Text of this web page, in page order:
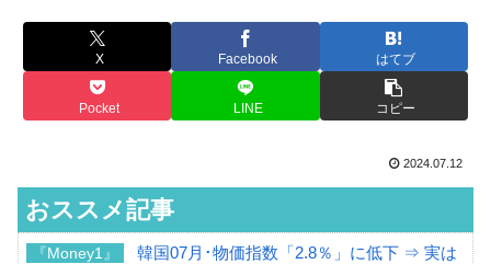
X Facebook はてブ
Pocket LINE コピー
2024.07.12
おススメ記事
『Money1』
韓国07月･物価指数「2.8％」に低下 ⇒ 実は